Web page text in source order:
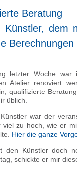
Beratung
Künstler, dem
Berechnungen
letzter Woche war
Atelier renoviert
qualifizierte
üblich.
war der
viel zu hoch, wie er
Hier die ganze
den Künstler doch
schickte er mir